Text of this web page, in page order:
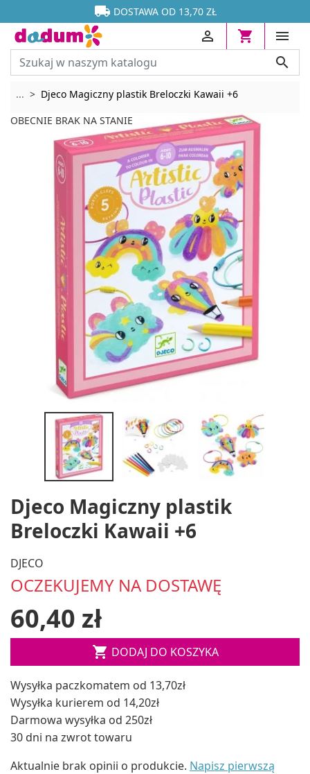

 DOSTAWA OD 13,70 ZŁ






... Rozwiń breadcrumbs
Djeco Magiczny plastik Breloczki Kawaii +6
OBECNIE BRAK NA STANIE
Djeco Magiczny plastik
Breloczki Kawaii +6
DJECO
OCZEKUJEMY NA DOSTAWĘ
60,40 zł
 DODAJ DO KOSZYKA
Wysyłka paczkomatem od 13,70zł
Wysyłka kurierem od 14,20zł
Darmowa wysyłka od 250zł
30 dni na zwrot towaru
Aktualnie brak opinii o produkcie. Napisz pierwszą